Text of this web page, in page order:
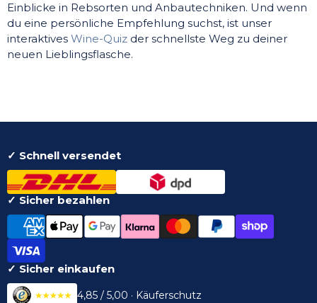
Einblicke in Rebsorten und Anbautechniken. Und wenn
du eine persönliche Empfehlung suchst, ist unser
interaktives Wine-Quiz der schnellste Weg zu deiner
neuen Lieblingsflasche.
✓ Schnell versendet
✓ Sicher bezahlen
✓ Sicher einkaufen
4,85 / 5,00 · Käuferschutz